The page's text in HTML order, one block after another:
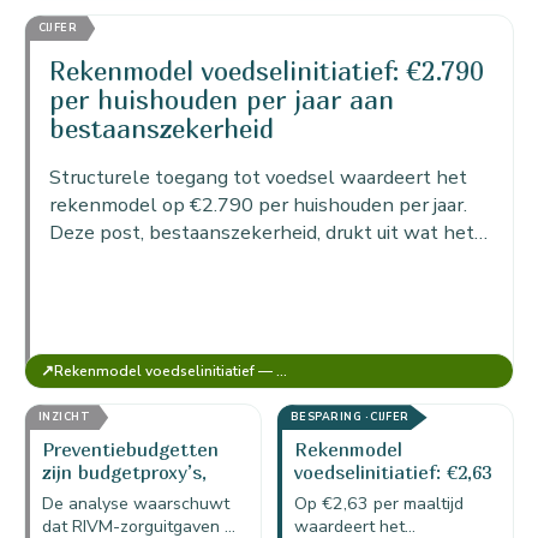
koppelt de hoeveelheid
uitstoot die met gered
voedsel en…
CIJFER
Rekenmodel voedselinitiatief: €2.790
per huishouden per jaar aan
bestaanszekerheid
Structurele toegang tot voedsel waardeert het
rekenmodel op €2.790 per huishouden per jaar.
Deze post, bestaanszekerheid, drukt uit wat het
↗ Rekenmodel voedselinitiatief — MKBA Food (versie voor 1 initiatief)
INZICHT
Preventiebudgetten
zijn budgetproxy’s,
geen exacte raming
De analyse waarschuwt
dat RIVM-zorguitgaven en
BESPARING · CIJFER
Rekenmodel
voedselinitiatief: €2,63
besparing per maaltijd
in de portemonnee
Op €2,63 per maaltijd
waardeert het